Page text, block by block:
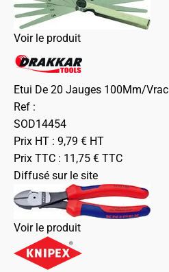
Voir le produit
Etui De 20 Jauges 100Mm/Vrac
Ref :
SOD14454
Prix HT : 9,79 € HT
Prix TTC : 11,75 € TTC
Diffusé sur le site
Voir le produit